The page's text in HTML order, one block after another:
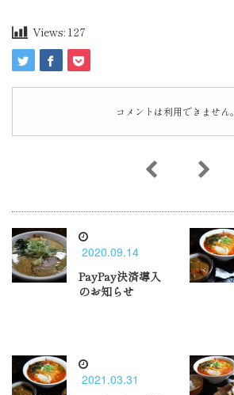
Views: 127
コメントは利用できません。
2020.09.14
PayPay決済導入
のお知らせ
2021.03.31